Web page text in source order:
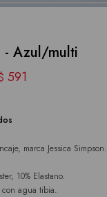
- Azul/multi
591
marca Jessica Simpson.
10% Elastano.
con agua tibia.